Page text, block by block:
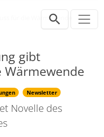
für die Wärmewende
gibt
Wärmewende
Newsletter
Novelle des